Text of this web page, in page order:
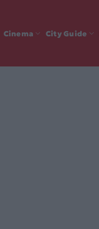
Cinema City Guide